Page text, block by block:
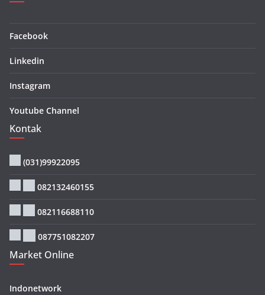
Facebook
Linkedin
Instagram
Youtube Channel
Kontak
(031)99922095
082132460155
082116688110
087751082207
Market Online
Indonetwork